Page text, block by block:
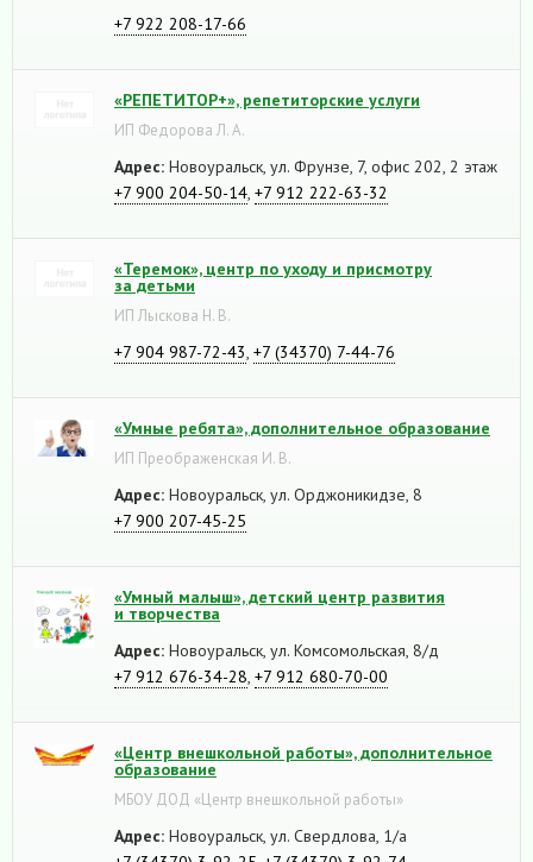
+7 922 208-17-66
«РЕПЕТИТОР+», репетиторские услуги
ИП Федорова Л. А.
Адрес: Новоуральск, ул. Фрунзе, 7, офис 202, 2 этаж
+7 900 204-50-14, +7 912 222-63-32
«Теремок», центр по уходу и присмотру
за детьми
ИП Лыскова Н. В.
+7 904 987-72-43, +7 (34370) 7-44-76
«Умные ребята», дополнительное образование
ИП Преображенская И. В.
Адрес: Новоуральск, ул. Орджоникидзе, 8
+7 900 207-45-25
«Умный малыш», детский центр развития
и творчества
Адрес: Новоуральск, ул. Комсомольская, 8/д
+7 912 676-34-28, +7 912 680-70-00
«Центр внешкольной работы», дополнительное
образование
МБОУ ДОД «Центр внешкольной работы»
Адрес: Новоуральск, ул. Свердлова, 1/а